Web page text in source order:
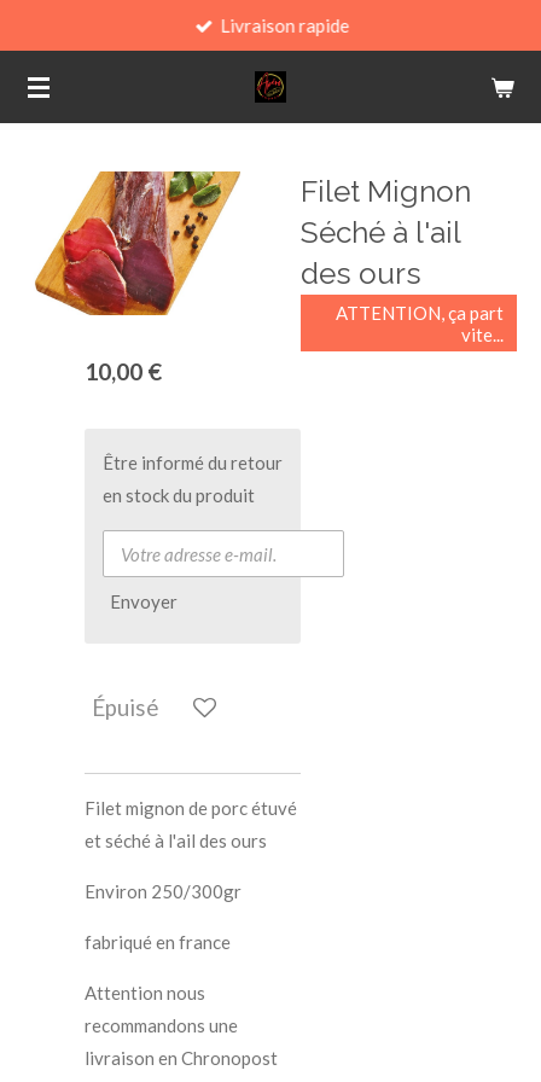
contenu
principal
Livraison rapide
Filet Mignon
Séché à l'ail
des ours
ATTENTION, ça part
vite...
10,00 €
Être informé du retour
en stock du produit
Envoyer
Épuisé
Filet mignon de porc étuvé
et séché à l'ail des ours
Environ 250/300gr
fabriqué en france
Attention nous
recommandons une
livraison en Chronopost